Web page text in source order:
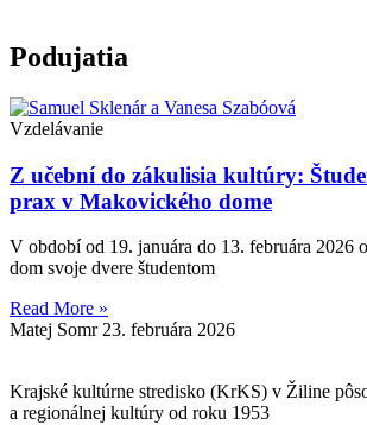
Podujatia
Vzdelávanie
Z učební do zákulisia kultúry:
prax v Makovického dome
V období od 19. januára do 13. februára 2026
dom svoje dvere študentom
Read More »
Matej Somr 23. februára 2026
Krajské kultúrne stredisko (KrKS) v Žiline
a regionálnej kultúry od roku 1953